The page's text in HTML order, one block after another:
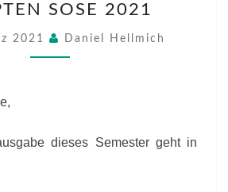
SOSE
SOSE 2021
2021 Daniel Hellmich
dieses Semester geht in